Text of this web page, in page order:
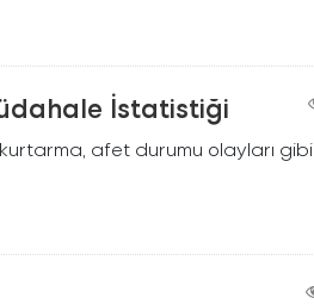
İstatistiği
afet durumu olayları gibi